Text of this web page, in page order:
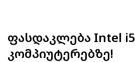
ფასდაკლება Intel i5
კომპიუტერებზე!